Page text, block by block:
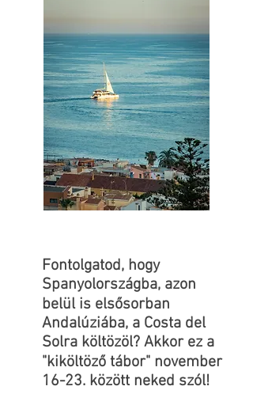
Fontolgatod, hogy
Spanyolországba, azon
belül is elsősorban
Andalúziába, a Costa del
Solra költözöl? Akkor ez a
"kiköltöző tábor" november
16-23. között neked szól!